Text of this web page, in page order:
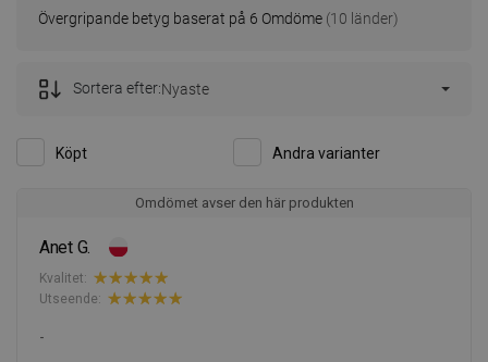
Övergripande betyg baserat på 6 Omdöme (10 länder)
Köpt Andra varianter
Sortera efter:Nyaste
Omdömet avser den här produkten
Anet G.
Kvalitet:
Utseende:
-